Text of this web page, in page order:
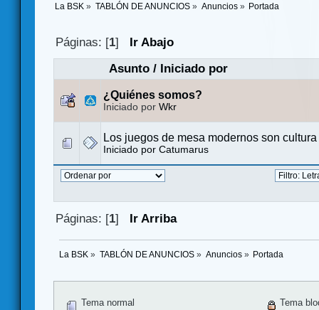
La BSK » TABLÓN DE ANUNCIOS» Anuncios» Portada
Páginas: [1]
Ir Abajo
Asunto/ Iniciado por
¿Quiénes somos?
Iniciado por Wkr
Los juegos de mesa modernos son cultura
Iniciado por Catumarus
Páginas: [1] Ir Arriba
La BSK » TABLÓN DE ANUNCIOS» Anuncios» Portada
Tema normal
Tema